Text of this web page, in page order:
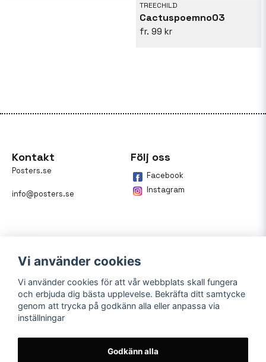
TREECHILD
Cactuspoemno03
99 kr
Kontakt
Posters.se
info@posters.se
Följ oss
Facebook
Instagram
Betalning
På posters.se kan du enkelt
Vi använder cookies
Vi använder cookies för att vår webbplats skall fungera
och erbjuda dig bästa upplevelse. Bekräfta ditt samtycke
genom att trycka på godkänn alla eller anpassa via
inställningar
Godkänn alla